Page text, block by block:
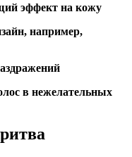
эффект на кожу
например,
в нежелательных